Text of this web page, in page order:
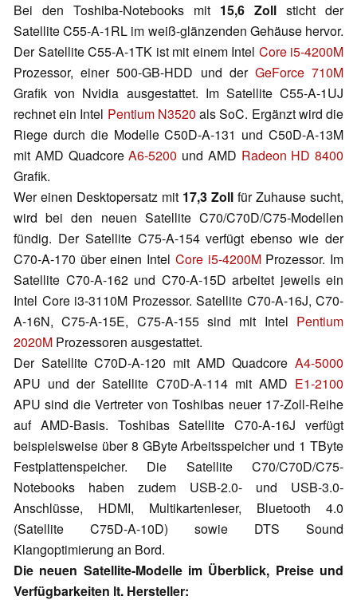
Bei den Toshiba-Notebooks mit 15,6 Zoll sticht der
Satellite C55-A-1RL im weiß-glänzenden Gehäuse hervor.
Der Satellite C55-A-1TK ist mit einem Intel Core i5-4200M
Prozessor, einer 500-GB-HDD und der GeForce 710M
Grafik von Nvidia ausgestattet. Im Satellite C55-A-1UJ
rechnet ein Intel Pentium N3520 als SoC. Ergänzt wird die
Riege durch die Modelle C50D-A-131 und C50D-A-13M
mit AMD QuadcoreA6-5200 und AMD Radeon HD 8400
Grafik.
Wer einen Desktopersatz mit 17,3 Zoll für Zuhause sucht,
wird bei den neuen Satellite C70/C70D/C75-Modellen
fündig. Der Satellite C75-A-154 verfügt ebenso wie der
C70-A-170 über einen Intel Core i5-4200MProzessor. Im
Satellite C70-A-162 und C70-A-15D arbeitet jeweils ein
Intel Core i3-3110M Prozessor. Satellite C70-A-16J, C70-
A-16N, C75-A-15E, C75-A-155 sind mit Intel Pentium
2020M Prozessoren ausgestattet.
Der Satellite C70D-A-120 mit AMD Quadcore A4-5000
APU und der Satellite C70D-A-114 mit AMD E1-2100
APU sind die Vertreter von Toshibas neuer 17-Zoll-Reihe
auf AMD-Basis. Toshibas Satellite C70-A-16J verfügt
beispielsweise über 8 GByte Arbeitsspeicher und 1 TByte
Festplattenspeicher. Die Satellite C70/C70D/C75-
Notebooks haben zudem USB-2.0- und USB-3.0-
Anschlüsse, HDMI, Multikartenleser, Bluetooth 4.0
(Satellite C75D-A-10D) sowie DTS Sound
Klangoptimierung an Bord.
Die neuen Satellite-Modelle im Überblick, Preise und
Verfügbarkeiten lt. Hersteller: